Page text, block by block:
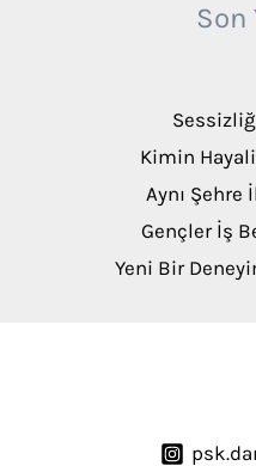
Son
Kimin
Aynı Şehre
Gençler İş
Yeni Bir